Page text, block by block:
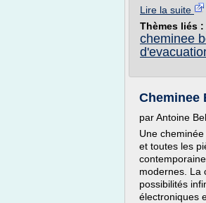
Lire la suite
Thèmes liés :
cheminee
Cheminee
par Antoine
Une
et toutes les
modernes. La
possibilités
électroniques